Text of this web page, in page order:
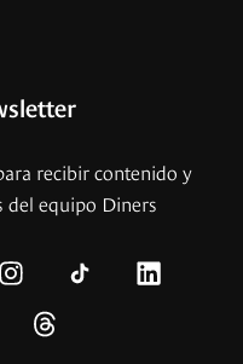
recibir contenido y
del equipo Diners